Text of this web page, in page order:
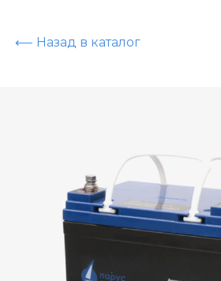
⟵ Назад в каталог